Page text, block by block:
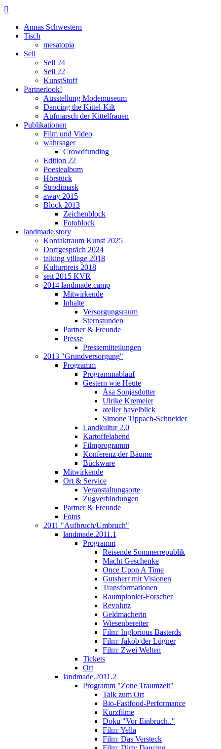

Annas Schwestern
Tisch
mesatopia
Seil
Seil 24
Seil 22
KunstStoff
Partnerlook!
Ausstellung Modemuseum
Dancing the Kittel-Kilt
Aufmarsch der Kittelfrauen
Publikationen
Film und Video
wahrsager
Crowdfunding
Edition 22
Poesiealbum
Hörstück
Strodimask
away 2015
Block 2013
Zeichenblock
Fotoblock
landmade.story
Kontaktraum Kunst 2025
Dorfgespräch 2024
talking village 2018
Kulturpreis 2018
seit 2015 KVR
2014 landmade.camp
Mitwirkende
Inhalte
Versorgungsraum
Sternstunden
Partner & Freunde
Presse
Pressemitteilungen
2013 "Grundversorgung"
Programm
Programmablauf
Gestern wie Heute
Åsa Sonjasdotter
Ulrike Kremeier
atelier havelblick
Simone Tippach-Schneider
Landkultur 2.0
Kartoffelabend
Filmprogramm
Konferenz der Bäume
Bückware
Mitwirkende
Ort & Service
Veranstaltungsorte
Zugverbindungen
Partner & Freunde
Fotos
2011 "Aufbruch/Umbruch"
landmade.2011.1
Programm
Reisende Sommerrepublik
Macht Geschenke
Once Upon A Time
Gutsherr mit Visionen
Transformationen
Raumpionier-Forscher
Revolutz
Geldmacherin
Wiesenbereiter
Film: Inglorious Basterds
Film: Jakob der Lügner
Film: Zwei Welten
Tickets
Ort
landmade.2011.2
Programm "Zone Traumzeit"
Talk zum Ort
Bio-Fastfood-Performance
Kurzfilme
Doku "Vor Einbruch.."
Film: Yella
Film: Das Versteck